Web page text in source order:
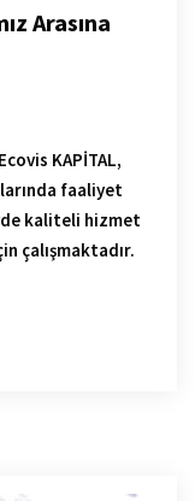
Arasına
KAPİTAL,
faaliyet
kaliteli hizmet
çalışmaktadır.